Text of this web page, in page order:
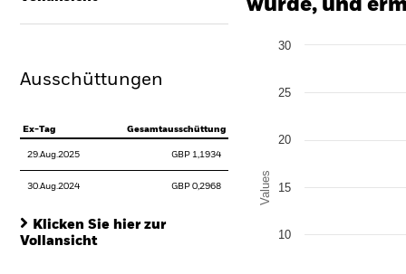
Ausschüttungen
Ex-Tag Gesamtausschüttung
29.Aug.2025 GBP 1,1934
30.Aug.2024 GBP 0,2968
Klicken Sie hier zur
Vollansicht
wurde, und
Chart
Bar chart with 2 data
Values
10
15
20
25
30